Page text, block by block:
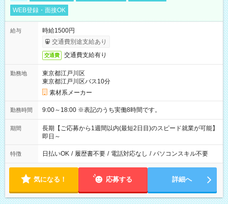
WEB登録・面接OK
給与
時給1500円
交通費別途支給あり
交通費 交通費支給有り
勤務地
東京都江戸川区
東京都江戸川区バス10分
素材系メーカー
勤務時間 9:00～18:00 ※表記のうち実働8時間です。
期間
長期【ご応募から1週間以内(最短2日目)のスピード就業が可能】
即日～
特徴 日払いOK / 履歴書不要 / 電話対応なし / パソコンスキル不要
気になる！ 応募する 詳細へ